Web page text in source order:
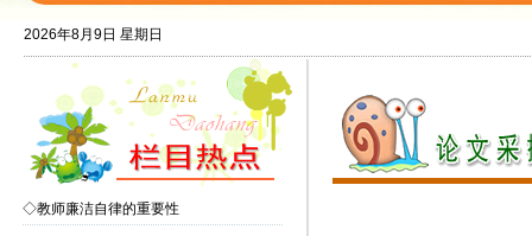
2026年8月9日 星期日
◇教师廉洁自律的重要性